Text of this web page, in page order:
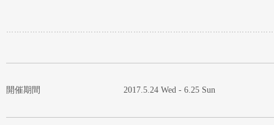
開催期間 2017.5.24 Wed - 6.25 Sun